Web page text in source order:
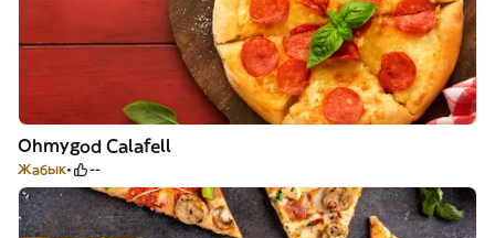
Ohmygod Calafell
Жабык --